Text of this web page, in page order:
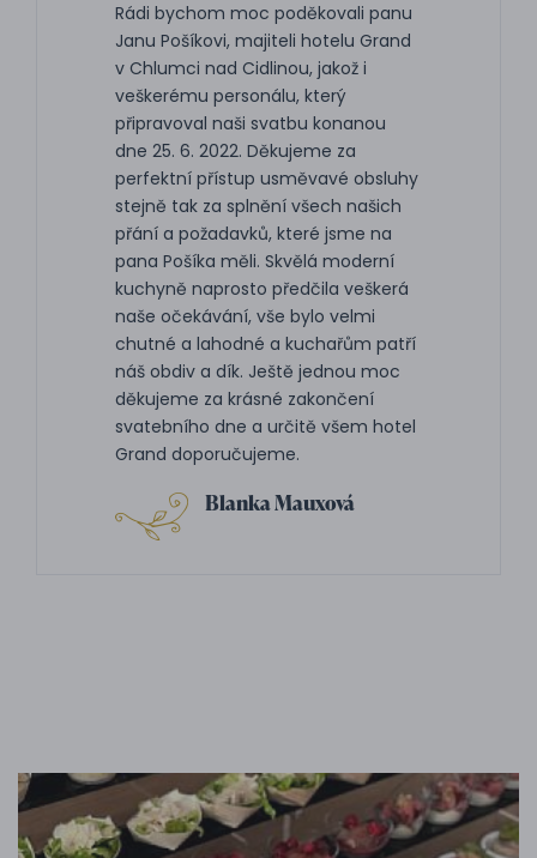
Rádi bychom moc poděkovali panu
Janu Pošíkovi, majiteli hotelu Grand
v Chlumci nad Cidlinou, jakož i
veškerému personálu, který
připravoval naši svatbu konanou
dne 25. 6. 2022. Děkujeme za
perfektní přístup usměvavé obsluhy
stejně tak za splnění všech našich
přání a požadavků, které jsme na
pana Pošíka měli. Skvělá moderní
kuchyně naprosto předčila veškerá
naše očekávání, vše bylo velmi
chutné a lahodné a kuchařům patří
náš obdiv a dík. Ještě jednou moc
děkujeme za krásné zakončení
svatebního dne a určitě všem hotel
Grand doporučujeme.
Blanka Mauxová